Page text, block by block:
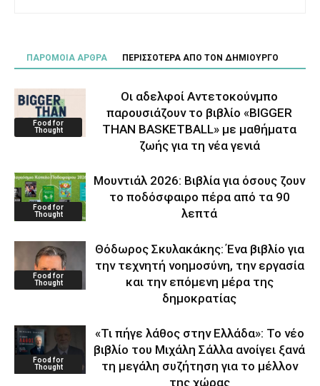
ΠΑΡΟΜΟΙΑ ΑΡΘΡΑ ΠΕΡΙΣΣΟΤΕΡΑ ΑΠΟ ΤΟΝ ΔΗΜΙΟΥΡΓΟ
Food for
Thought
Οι αδελφοί Αντετοκούνμπο
παρουσιάζουν το βιβλίο «BIGGER
THAN BASKETBALL» με μαθήματα
ζωής για τη νέα γενιά
Food for
Thought
Μουντιάλ 2026: Βιβλία για όσους ζουν
το ποδόσφαιρο πέρα από τα 90
λεπτά
Food for
Thought
Θόδωρος Σκυλακάκης: Ένα βιβλίο για
την τεχνητή νοημοσύνη, την εργασία
και την επόμενη μέρα της
δημοκρατίας
Food for
Thought
«Τι πήγε λάθος στην Ελλάδα»: Το νέο
βιβλίο του Μιχάλη Σάλλα ανοίγει ξανά
τη μεγάλη συζήτηση για το μέλλον
της χώρας